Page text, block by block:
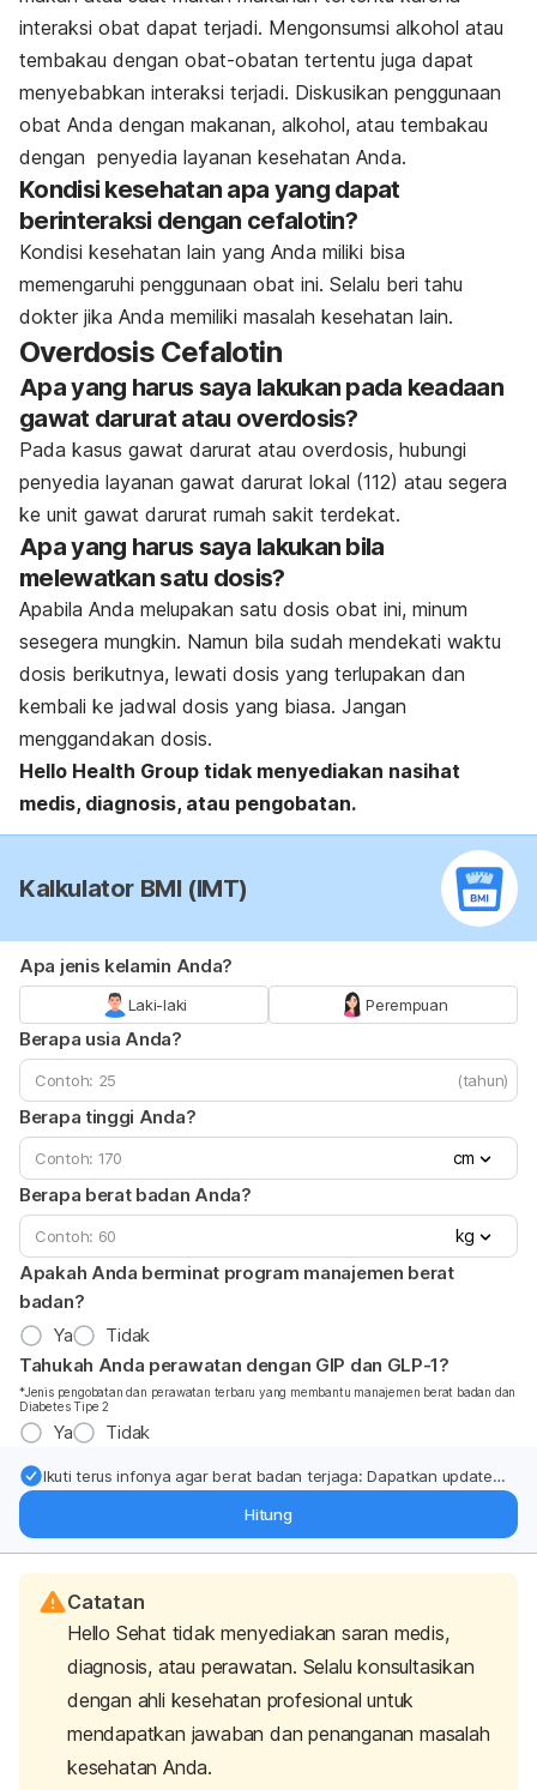
interaksi obat dapat terjadi. Mengonsumsi alkohol atau
tembakau dengan obat-obatan tertentu juga dapat
menyebabkan interaksi terjadi. Diskusikan penggunaan
obat Anda dengan makanan, alkohol, atau tembakau
dengan penyedia layanan kesehatan Anda.
Kondisi kesehatan apa yang dapat
berinteraksi dengan cefalotin?
Kondisi kesehatan lain yang Anda miliki bisa
memengaruhi penggunaan obat ini. Selalu beri tahu
dokter jika Anda memiliki masalah kesehatan lain.
Overdosis Cefalotin
Apa yang harus saya lakukan pada keadaan
gawat darurat atau overdosis?
Pada kasus gawat darurat atau overdosis, hubungi
penyedia layanan gawat darurat lokal (112) atau segera
ke unit gawat darurat rumah sakit terdekat.
Apa yang harus saya lakukan bila
melewatkan satu dosis?
Apabila Anda melupakan satu dosis obat ini, minum
sesegera mungkin. Namun bila sudah mendekati waktu
dosis berikutnya, lewati dosis yang terlupakan dan
kembali ke jadwal dosis yang biasa. Jangan
menggandakan dosis.
Hello Health Group tidak menyediakan nasihat
medis, diagnosis, atau pengobatan.
Kalkulator BMI (IMT)
Apa jenis kelamin Anda?
Laki-laki Perempuan
Berapa usia Anda?
(tahun)
Berapa tinggi Anda?
cm
Berapa berat badan Anda?
kg
Apakah Anda berminat program manajemen berat
badan?
Ya
Tidak
Tahukah Anda perawatan dengan GIP dan GLP-1?
*Jenis pengobatan dan perawatan terbaru yang membantu manajemen berat badan dan
Diabetes Tipe 2
Ya Tidak
Ikuti terus infonya agar berat badan terjaga: Dapatkan update
Hitung
Catatan
Hello Sehat tidak menyediakan saran medis,
diagnosis, atau perawatan. Selalu konsultasikan
dengan ahli kesehatan profesional untuk
mendapatkan jawaban dan penanganan masalah
kesehatan Anda.